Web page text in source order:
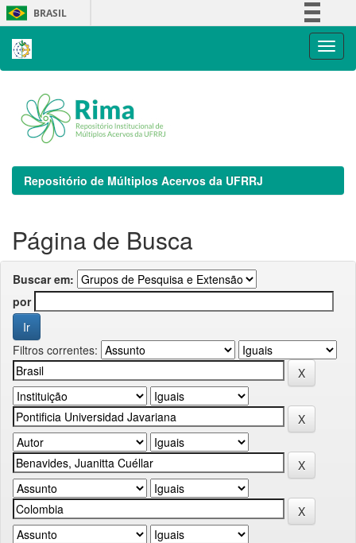
Skip
navigation
BRASIL
Repositório de Múltiplos Acervos da UFRRJ
Página de Busca
Buscar em:
por
Filtros correntes: